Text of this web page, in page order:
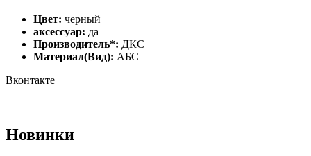
Цвет: черный
аксессуар: да
Производитель*: ДКС
Материал(Вид): АБС
Вконтакте
Новинки